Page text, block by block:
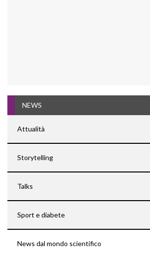
NEWS
Attualità
Storytelling
Talks
Sport e diabete
News dal mondo scientifico